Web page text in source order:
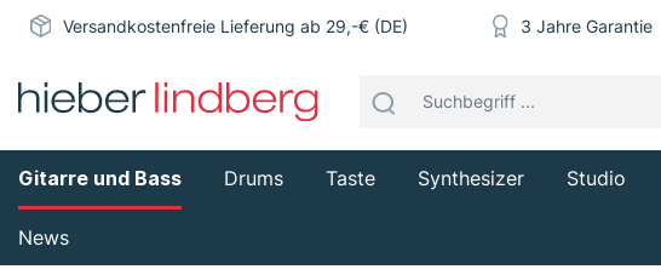
Versandkostenfreie Lieferung ab 29,-€ (DE) 3 Jahre Garantie
Gitarre und Bass Drums Taste Synthesizer Studio
News